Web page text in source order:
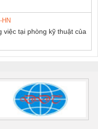
việc tại phòng kỹ thuật của